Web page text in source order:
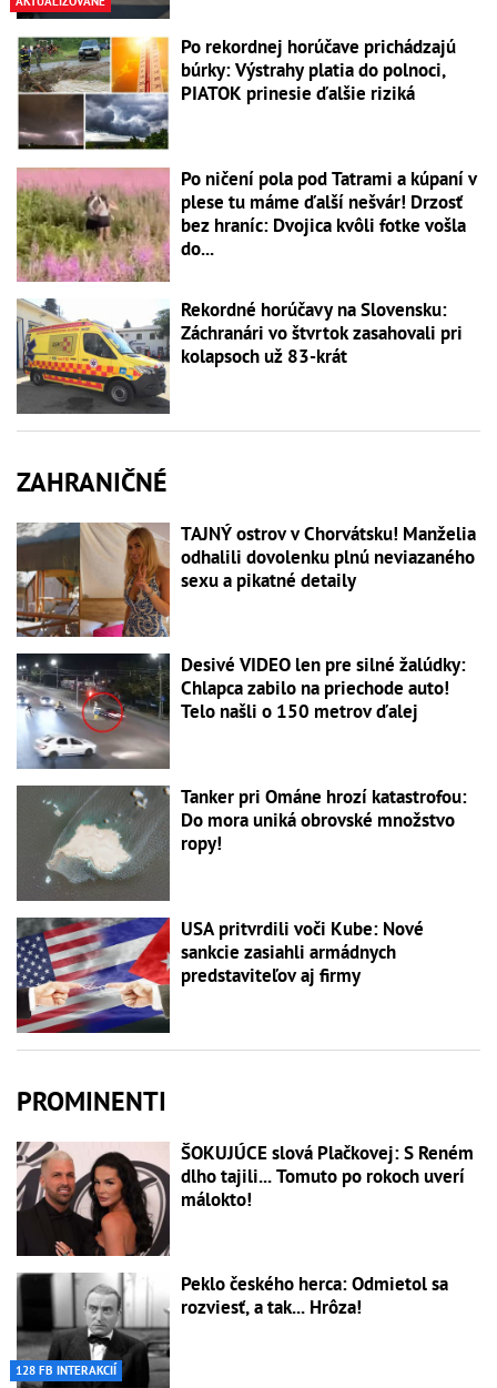
Po rekordnej horúčave prichádzajú
búrky: Výstrahy platia do polnoci,
PIATOK prinesie ďalšie riziká
Po ničení pola pod Tatrami a kúpaní v
plese tu máme ďalší nešvár! Drzosť
bez hraníc: Dvojica kvôli fotke vošla
do...
Rekordné horúčavy na Slovensku:
Záchranári vo štvrtok zasahovali pri
kolapsoch už 83-krát
ZAHRANIČNÉ
TAJNÝ ostrov v Chorvátsku! Manželia
odhalili dovolenku plnú neviazaného
sexu a pikatné detaily
Desivé VIDEO len pre silné žalúdky:
Chlapca zabilo na priechode auto!
Telo našli o 150 metrov ďalej
Tanker pri Ománe hrozí katastrofou:
Do mora uniká obrovské množstvo
ropy!
USA pritvrdili voči Kube: Nové
sankcie zasiahli armádnych
predstaviteľov aj firmy
PROMINENTI
ŠOKUJÚCE slová Plačkovej: S Reném
dlho tajili... Tomuto po rokoch uverí
málokto!
128 FB INTERAKCIÍ
Peklo českého herca: Odmietol sa
rozviesť, a tak... Hrôza!